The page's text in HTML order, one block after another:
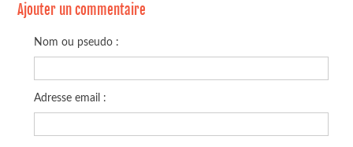
Ajouter un commentaire
Nom ou pseudo :
Adresse email :